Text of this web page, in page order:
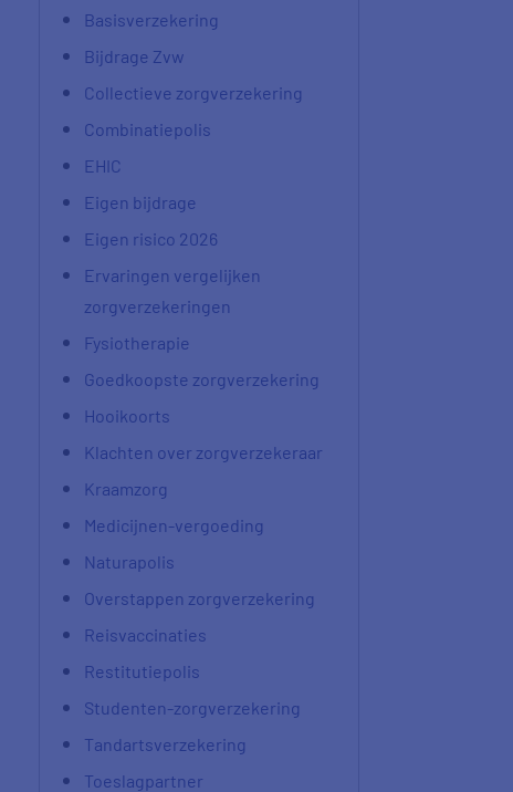
Basisverzekering
Bijdrage Zvw
Collectieve zorgverzekering
Combinatiepolis
EHIC
Eigen bijdrage
Eigen risico 2026
Ervaringen vergelijken
zorgverzekeringen
Fysiotherapie
Goedkoopste zorgverzekering
Hooikoorts
Klachten over zorgverzekeraar
Kraamzorg
Medicijnen-vergoeding
Naturapolis
Overstappen zorgverzekering
Reisvaccinaties
Restitutiepolis
Studenten-zorgverzekering
Tandartsverzekering
Toeslagpartner